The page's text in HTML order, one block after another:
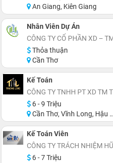
An Giang, Kiên Giang
Nhân Viên Dự Án
CÔNG TY CỔ PHẦN XD –
Thỏa thuận
Cần Thơ
Kế Toán
CÔNG TY TNHH PT XD TM
6 - 9 Triệu
Cần Thơ, Vĩnh Long, Hậu Giang
Kế Toán Viên
CÔNG TY TRÁCH NHIỆM
6 - 7 Triệu